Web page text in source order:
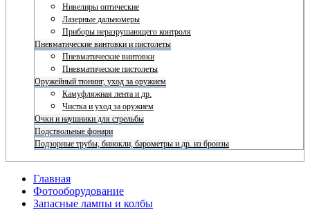
Нивелиры оптические
Лазерные дальномеры
Приборы неразрушающего контроля
Пневматические винтовки и пистолеты
Пневматические винтовки
Пневматические пистолеты
Оружейный тюнинг, уход за оружием
Камуфляжная лента и др.
Чистка и уход за оружием
Очки и наушники для стрельбы
Подствольные фонари
Подзорные трубы, бинокли, барометры и др. из бронзы
Главная
Фотооборудование
Запасные лампы и колбы